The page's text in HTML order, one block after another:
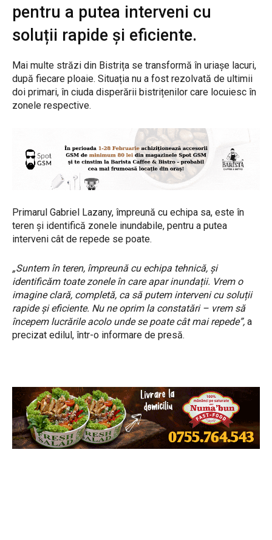
pentru a putea interveni cu
soluții rapide și eficiente.
Mai multe străzi din Bistrița se transformă în uriașe lacuri,
după fiecare ploaie. Situația nu a fost rezolvată de ultimii
doi primari, în ciuda disperării bistrițenilor care locuiesc în
zonele respective.
Primarul Gabriel Lazany, împreună cu echipa sa, este în
teren și identifică zonele inundabile, pentru a putea
interveni cât de repede se poate.
„Suntem în teren, împreună cu echipa tehnică, și
identificăm toate zonele în care apar inundații. Vrem o
imagine clară, completă, ca să putem interveni cu soluții
rapide și eficiente. Nu ne oprim la constatări – vrem să
începem lucrările acolo unde se poate cât mai repede”, a
precizat edilul, într-o informare de presă.